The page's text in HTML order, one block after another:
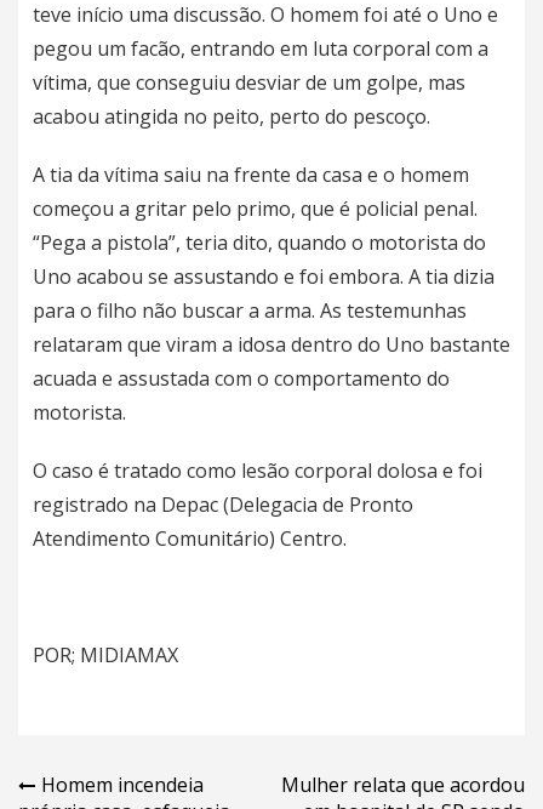
teve início uma discussão. O homem foi até o Uno e
pegou um facão, entrando em luta corporal com a
vítima, que conseguiu desviar de um golpe, mas
acabou atingida no peito, perto do pescoço.
A tia da vítima saiu na frente da casa e o homem
começou a gritar pelo primo, que é policial penal.
“Pega a pistola”, teria dito, quando o motorista do
Uno acabou se assustando e foi embora. A tia dizia
para o filho não buscar a arma. As testemunhas
relataram que viram a idosa dentro do Uno bastante
acuada e assustada com o comportamento do
motorista.
O caso é tratado como lesão corporal dolosa e foi
registrado na Depac (Delegacia de Pronto
Atendimento Comunitário) Centro.
POR; MIDIAMAX
Navegação
Homem incendeia
Mulher relata que acordou